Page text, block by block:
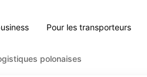
Pour les transporteurs
polonaises